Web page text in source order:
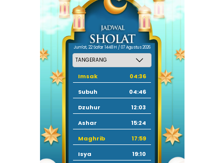
Jum'at, 22 Safar 1448 H / 07 Agustus 2026
Imsak
04:36
Subuh
04:46
Dzuhur
12:03
Ashar
15:24
Maghrib
17:59
Isya
19:10